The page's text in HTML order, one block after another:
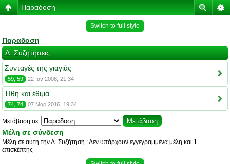
Παραδοση
Switch to full style
Παραδοση
Δ. Συζητήσεις
Συνταγές της γιαγιάς
59, 59 22 Ιαν 2008, 21:34
Ήθη και έθιμα
74, 74 07 Μαρ 2016, 19:34
Μετάβαση σε:
Μέλη σε σύνδεση
Μέλη σε αυτή την Δ. Συζήτηση : Δεν υπάρχουν εγγεγραμμένα μέλη και 1
επισκέπτης